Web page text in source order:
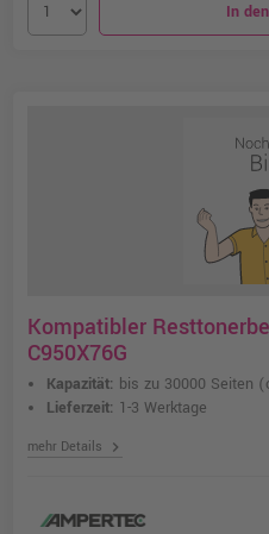
In
Kompatibler
C950X76G
Kapazität: bis zu 30000 Seiten
Lieferzeit: 1-3 Werktage
mehr Details chevron_right